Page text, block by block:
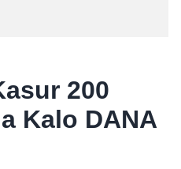
200
Kalo DANA